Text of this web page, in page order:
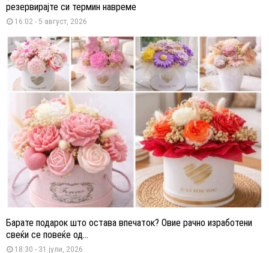
резервирајте си термин навреме
16:02 - 5 август, 2026
Барате подарок што остава впечаток? Овие рачно изработени
свеќи се повеќе од...
18:30 - 31 јули, 2026